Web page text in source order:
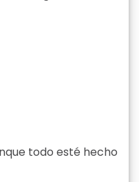
todo esté hecho